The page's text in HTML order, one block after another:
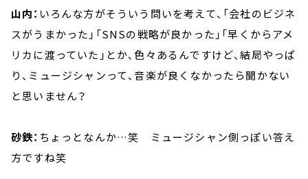
山内： いろんな方がそういう問いを考えて、「会社のビジネ
スがうまかった」「SNSの戦略が良かった」「早くからアメ
リカに渡っていた」とか、色々あるんですけど、結局やっぱ
り、ミュージシャンって、音楽が良くなかったら聞かない
と思いません？
砂鉄： ちょっとなんか…笑 ミュージシャン側っぽい答え
方ですね笑